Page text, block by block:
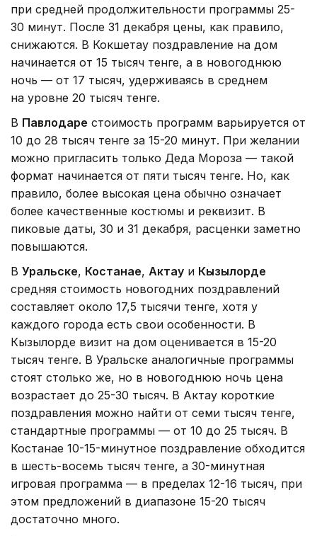
при средней продолжительности программы 25-
30 минут. После 31 декабря цены, как правило,
снижаются. В Кокшетау поздравление на дом
начинается от 15 тысяч тенге, а в новогоднюю
ночь — от 17 тысяч, удерживаясь в среднем
на уровне 20 тысяч тенге.
В Павлодаре стоимость программ варьируется от
10 до 28 тысяч тенге за 15-20 минут. При желании
можно пригласить только Деда Мороза — такой
формат начинается от пяти тысяч тенге. Но, как
правило, более высокая цена обычно означает
более качественные костюмы и реквизит. В
пиковые даты, 30 и 31 декабря, расценки заметно
повышаются.
В Уральске, Костанае, Актау и Кызылорде
средняя стоимость новогодних поздравлений
составляет около 17,5 тысячи тенге, хотя у
каждого города есть свои особенности. В
Кызылорде визит на дом оценивается в 15-20
тысяч тенге. В Уральске аналогичные программы
стоят столько же, но в новогоднюю ночь цена
возрастает до 25-30 тысяч. В Актау короткие
поздравления можно найти от семи тысяч тенге,
стандартные программы — от 10 до 25 тысяч. В
Костанае 10-15-минутное поздравление обходится
в шесть-восемь тысяч тенге, а 30-минутная
игровая программа — в пределах 12-16 тысяч, при
этом предложений в диапазоне 15-20 тысяч
достаточно много.